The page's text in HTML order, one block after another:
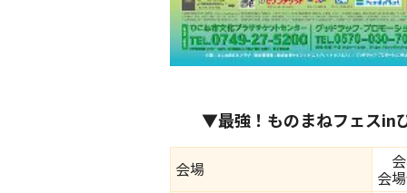
▼最強！ものまねフェスin
会場 会